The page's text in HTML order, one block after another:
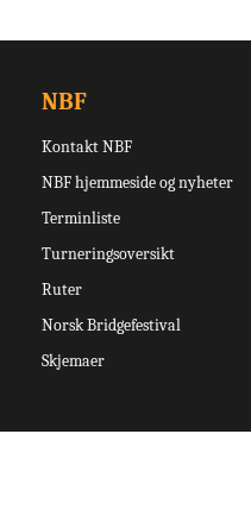
NBF
Kontakt NBF
NBF hjemmeside og nyheter
Terminliste
Turneringsoversikt
Ruter
Norsk Bridgefestival
Skjemaer